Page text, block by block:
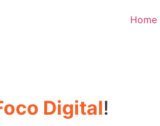
Home
Digital!